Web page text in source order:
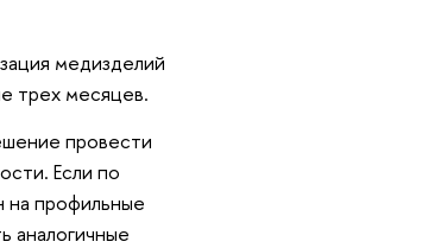
медизделий
трех месяцев.
провести
Если по
на профильные
аналогичные